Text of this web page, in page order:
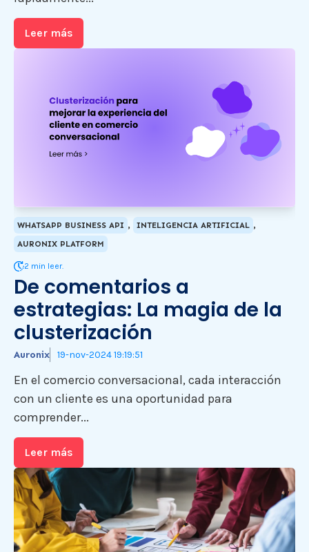
Leer más
WHATSAPP BUSINESS API , INTELIGENCIA ARTIFICIAL ,
AURONIX PLATFORM
2 min leer.
De comentarios a
estrategias: La magia de la
clusterización
Auronix 19-nov-2024 19:19:51
En el comercio conversacional, cada interacción
con un cliente es una oportunidad para
comprender...
Leer más